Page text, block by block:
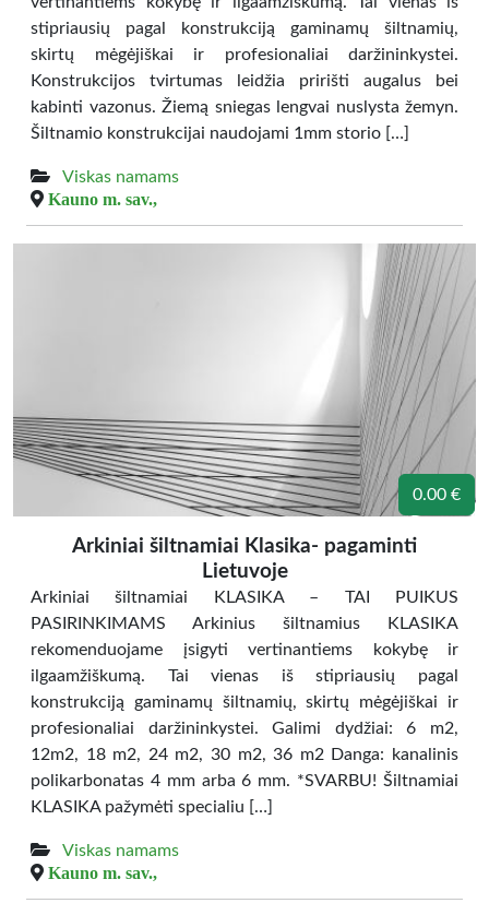
stipriausių pagal konstrukciją gaminamų šiltnamių,
skirtų mėgėjiškai ir profesionaliai daržininkystei.
Konstrukcijos tvirtumas leidžia pririšti augalus bei
kabinti vazonus. Žiemą sniegas lengvai nuslysta žemyn.
Šiltnamio konstrukcijai naudojami 1mm storio […]
Viskas namams
Kauno m. sav.,
0.00 €
Arkiniai šiltnamiai Klasika- pagaminti
Lietuvoje
Arkiniai šiltnamiai KLASIKA – TAI PUIKUS
PASIRINKIMAMS Arkinius šiltnamius KLASIKA
rekomenduojame įsigyti vertinantiems kokybę ir
ilgaamžiškumą. Tai vienas iš stipriausių pagal
konstrukciją gaminamų šiltnamių, skirtų mėgėjiškai ir
profesionaliai daržininkystei. Galimi dydžiai: 6 m2,
12m2, 18 m2, 24 m2, 30 m2, 36 m2 Danga: kanalinis
polikarbonatas 4 mm arba 6 mm. *SVARBU! Šiltnamiai
KLASIKA pažymėti specialiu […]
Viskas namams
Kauno m. sav.,